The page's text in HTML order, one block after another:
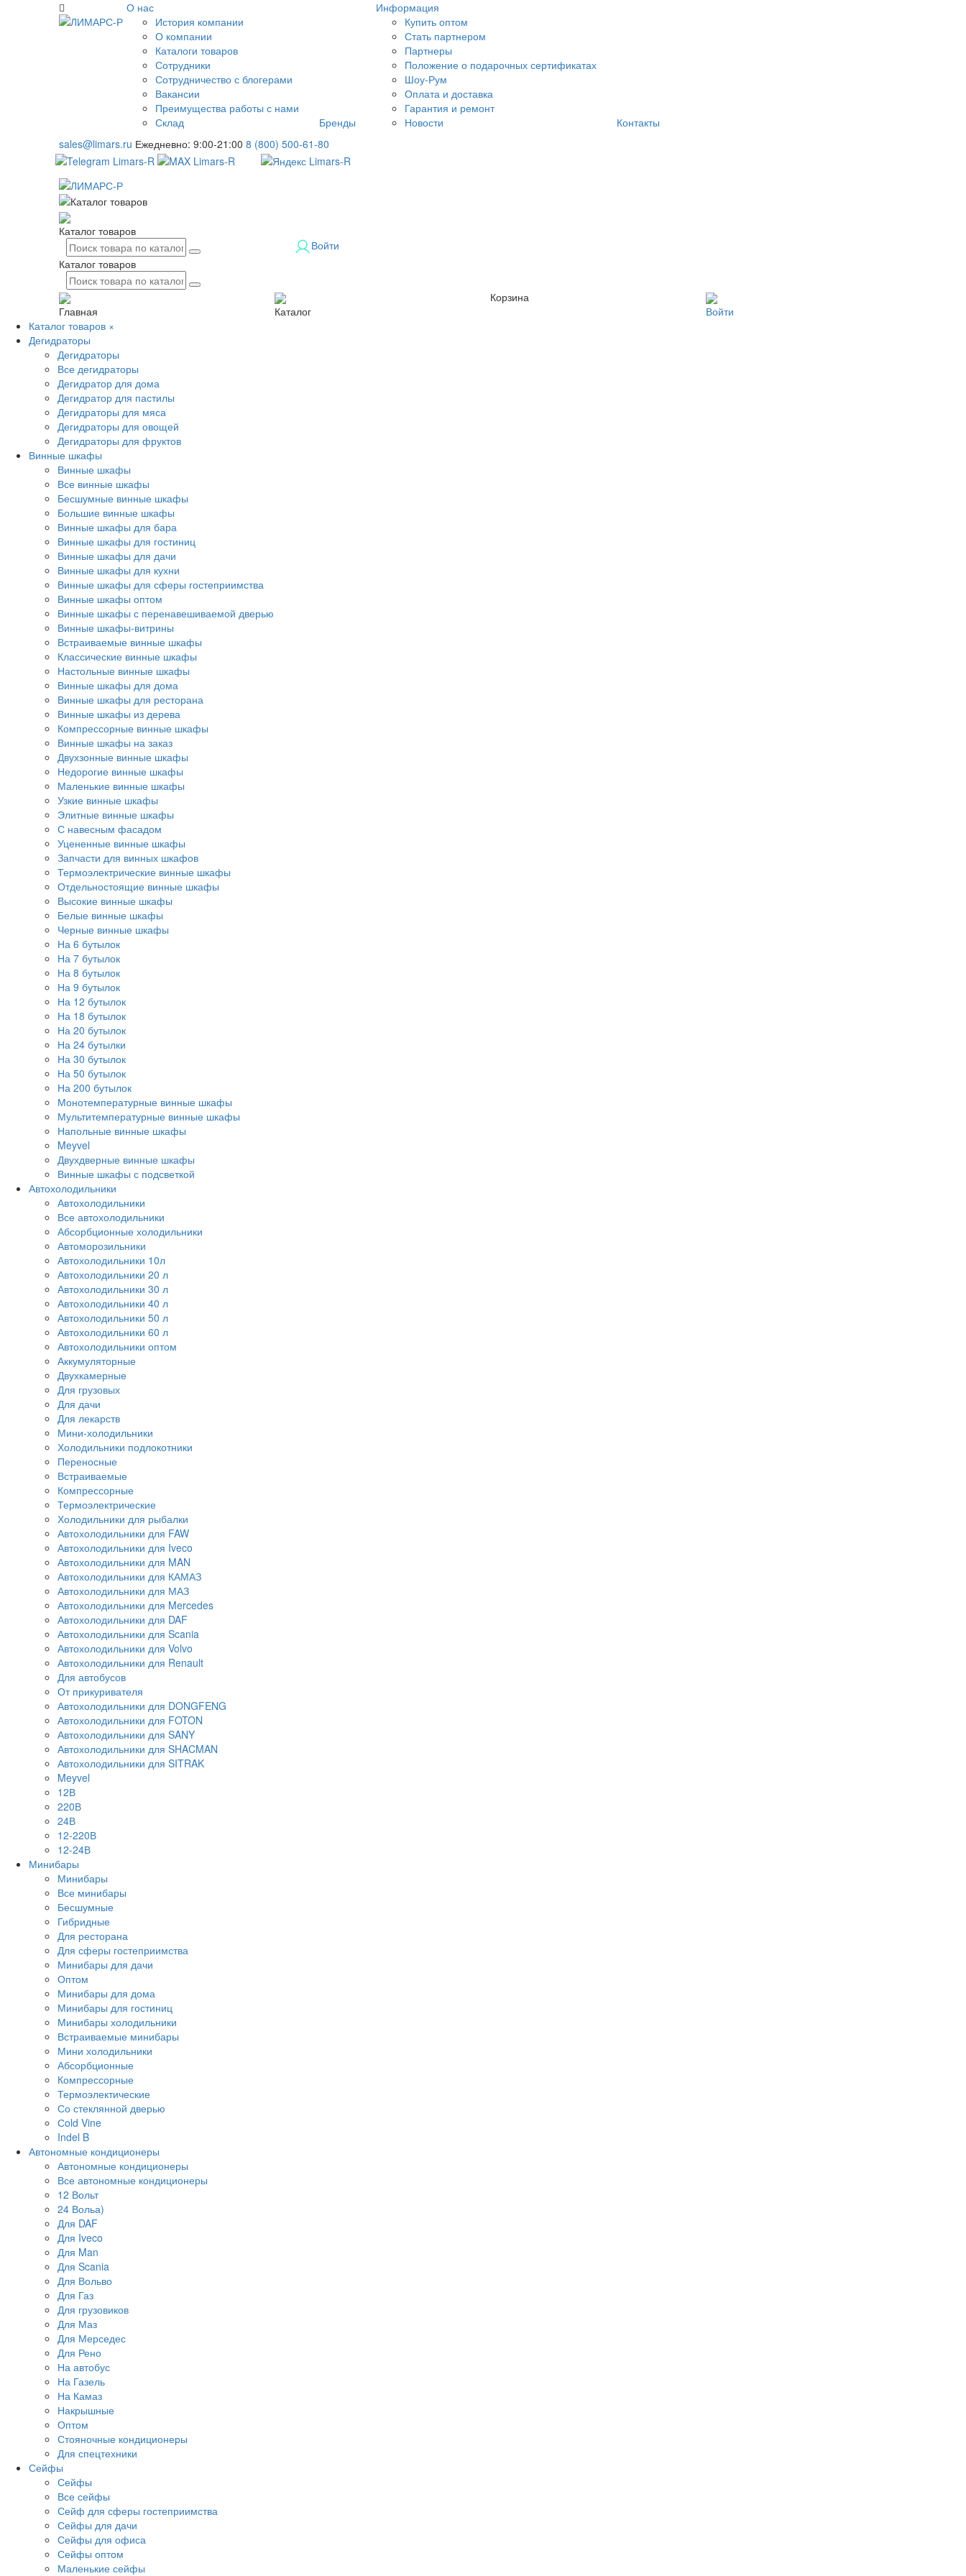
О нас
История компании
О компании
Каталоги товаров
Сотрудники
Сотрудничество с блогерами
Вакансии
Преимущества работы с нами
Склад
Бренды
Информация
Купить оптом
Стать партнером
Партнеры
Положение о подарочных сертификатах
Шоу-Рум
Оплата и доставка
Гарантия и ремонт
Новости
Контакты
sales@limars.ru Ежедневно: 9:00-21:00 8 (800) 500-61-80
Каталог товаров
Войти
Каталог товаров
Главная Каталог
Корзина
Войти
Каталог товаров ×
Дегидраторы
Дегидраторы
Все дегидраторы
Дегидратор для дома
Дегидратор для пастилы
Дегидраторы для мяса
Дегидраторы для овощей
Дегидраторы для фруктов
Винные шкафы
Винные шкафы
Все винные шкафы
Бесшумные винные шкафы
Большие винные шкафы
Винные шкафы для бара
Винные шкафы для гостиниц
Винные шкафы для дачи
Винные шкафы для кухни
Винные шкафы для сферы гостеприимства
Винные шкафы оптом
Винные шкафы с перенавешиваемой дверью
Винные шкафы-витрины
Встраиваемые винные шкафы
Классические винные шкафы
Настольные винные шкафы
Винные шкафы для дома
Винные шкафы для ресторана
Винные шкафы из дерева
Компрессорные винные шкафы
Винные шкафы на заказ
Двухзонные винные шкафы
Недорогие винные шкафы
Маленькие винные шкафы
Узкие винные шкафы
Элитные винные шкафы
С навесным фасадом
Уцененные винные шкафы
Запчасти для винных шкафов
Термоэлектрические винные шкафы
Отдельностоящие винные шкафы
Высокие винные шкафы
Белые винные шкафы
Черные винные шкафы
На 6 бутылок
На 7 бутылок
На 8 бутылок
На 9 бутылок
На 12 бутылок
На 18 бутылок
На 20 бутылок
На 24 бутылки
На 30 бутылок
На 50 бутылок
На 200 бутылок
Монотемпературные винные шкафы
Мультитемпературные винные шкафы
Напольные винные шкафы
Meyvel
Двухдверные винные шкафы
Винные шкафы с подсветкой
Автохолодильники
Автохолодильники
Все автохолодильники
Абсорбционные холодильники
Автоморозильники
Автохолодильники 10л
Автохолодильники 20 л
Автохолодильники 30 л
Автохолодильники 40 л
Автохолодильники 50 л
Автохолодильники 60 л
Автохолодильники оптом
Аккумуляторные
Двухкамерные
Для грузовых
Для дачи
Для лекарств
Мини-холодильники
Холодильники подлокотники
Переносные
Встраиваемые
Компрессорные
Термоэлектрические
Холодильники для рыбалки
Автохолодильники для FAW
Автохолодильники для Iveco
Автохолодильники для MAN
Автохолодильники для КАМАЗ
Автохолодильники для МАЗ
Автохолодильники для Mercedes
Автохолодильники для DAF
Автохолодильники для Scania
Автохолодильники для Volvo
Автохолодильники для Renault
Для автобусов
От прикуривателя
Автохолодильники для DONGFENG
Автохолодильники для FOTON
Автохолодильники для SANY
Автохолодильники для SHACMAN
Автохолодильники для SITRAK
Meyvel
12В
220В
24В
12-220В
12-24В
Минибары
Минибары
Все минибары
Бесшумные
Гибридные
Для ресторана
Для сферы гостеприимства
Минибары для дачи
Оптом
Минибары для дома
Минибары для гостиниц
Минибары холодильники
Встраиваемые минибары
Мини холодильники
Абсорбционные
Компрессорные
Термоэлектические
Со стеклянной дверью
Сold Vine
Indel B
Автономные кондиционеры
Автономные кондиционеры
Все автономные кондиционеры
12 Вольт
24 Вольа)
Для DAF
Для Iveco
Для Man
Для Scania
Для Вольво
Для Газ
Для грузовиков
Для Маз
Для Мерседес
Для Рено
На автобус
На Газель
На Камаз
Накрышные
Оптом
Стояночные кондиционеры
Для спецтехники
Сейфы
Сейфы
Все сейфы
Сейф для сферы гостеприимства
Сейфы для дачи
Сейфы для офиса
Сейфы оптом
Маленькие сейфы